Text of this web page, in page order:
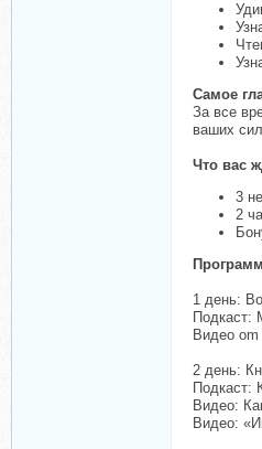
Самое
За все
ваших
Что вас
3
2
1 день:
Подкаст:
Видео om
2 день:
Подкаст:
Видео:
Видео: